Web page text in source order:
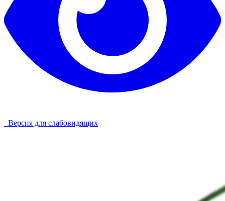
Версия для слабовидящих